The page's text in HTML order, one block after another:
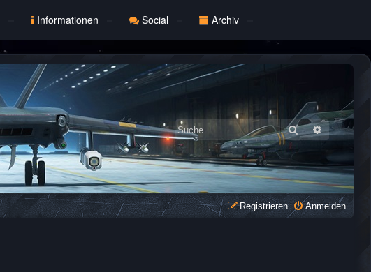
Informationen Social Archiv
Suche Erweiterte
Anmelden
Registrieren